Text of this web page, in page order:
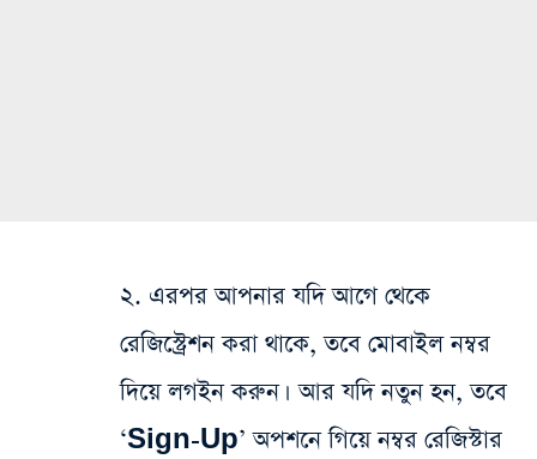
২. এরপর আপনার যদি আগে থেকে
রেজিস্ট্রেশন করা থাকে, তবে মোবাইল নম্বর
দিয়ে লগইন করুন। আর যদি নতুন হন, তবে
‘Sign-Up’ অপশনে গিয়ে নম্বর রেজিস্টার